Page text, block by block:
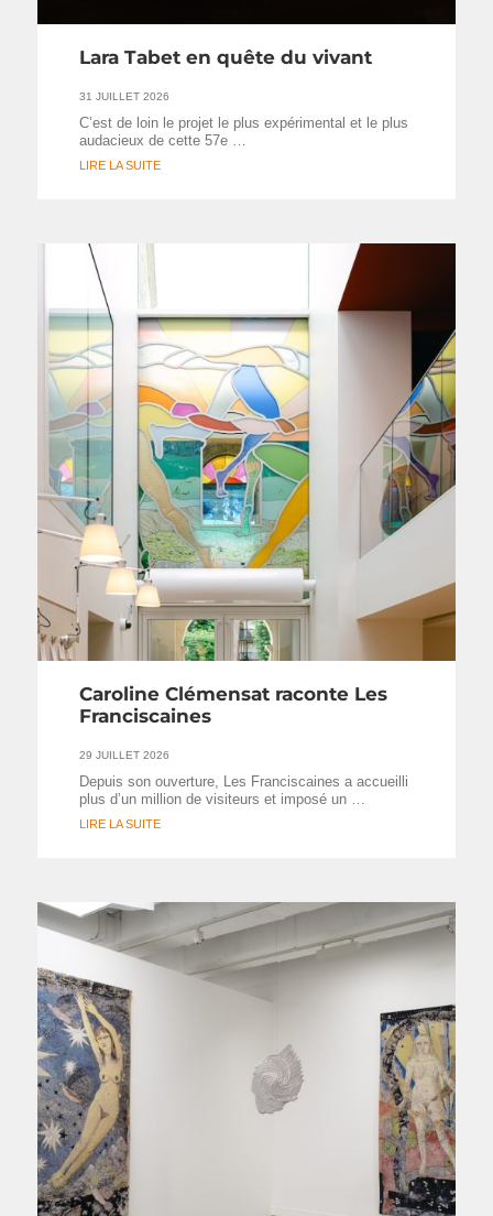
Lara Tabet en quête du vivant
31 JUILLET 2026
C’est de loin le projet le plus expérimental et le plus
audacieux de cette 57e …
LIRE LA SUITE
Caroline Clémensat raconte Les
Franciscaines
29 JUILLET 2026
Depuis son ouverture, Les Franciscaines a accueilli
plus d’un million de visiteurs et imposé un …
LIRE LA SUITE